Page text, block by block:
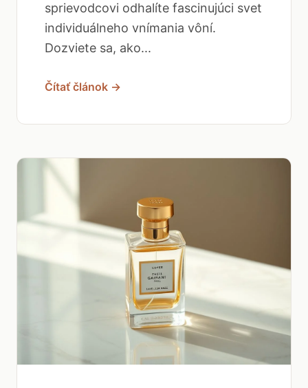
sprievodcovi odhalíte fascinujúci svet
individuálneho vnímania vôní.
Dozviete sa, ako...
Čítať článok →